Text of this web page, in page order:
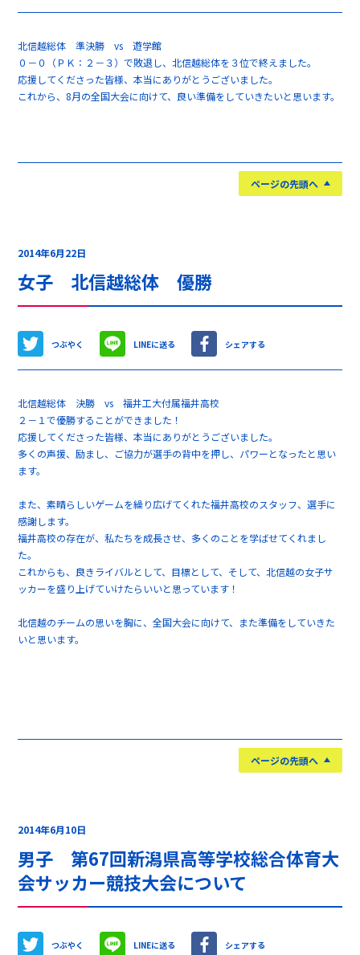
北信越総体 準決勝 vs 遊学館
０－０（ＰＫ：２－３）で敗退し、北信越総体を３位で終えました。
応援してくださった皆様、本当にありがとうございました。
これから、8月の全国大会に向けて、良い準備をしていきたいと思います。
ページの先頭へ
2014年6月22日
女子 北信越総体 優勝
つぶやく LINEに送る シェアする
北信越総体 決勝 vs 福井工大付属福井高校
２－１で優勝することができました！
応援してくださった皆様、本当にありがとうございました。
多くの声援、励まし、ご協力が選手の背中を押し、パワーとなったと思い
ます。
また、素晴らしいゲームを繰り広げてくれた福井高校のスタッフ、選手に
感謝します。
福井高校の存在が、私たちを成長させ、多くのことを学ばせてくれまし
た。
これからも、良きライバルとして、目標として、そして、北信越の女子サ
ッカーを盛り上げていけたらいいと思っています！
北信越のチームの思いを胸に、全国大会に向けて、また準備をしていきた
いと思います。
ページの先頭へ
2014年6月10日
男子 第67回新潟県高等学校総合体育大
会サッカー競技大会について
つぶやく LINEに送る シェアする